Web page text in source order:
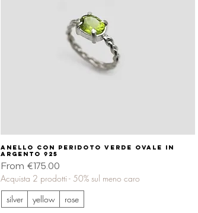
Quick View
Anello con peridoto verde ovale in
argento 925
From €175.00
Sale Price
Acquista 2 prodotti - 50% sul meno caro
silver
yellow rose